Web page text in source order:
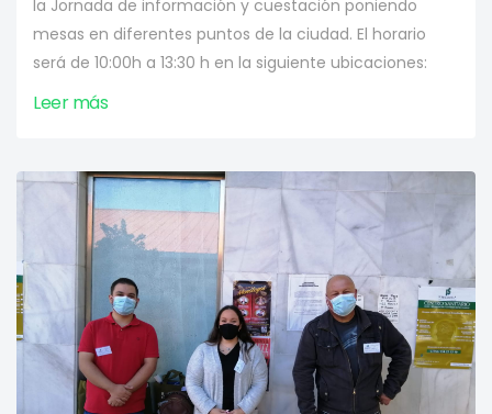
la Jornada de información y cuestación poniendo
mesas en diferentes puntos de la ciudad. El horario
será de 10:00h a 13:30 h en la siguiente ubicaciones:
Leer más